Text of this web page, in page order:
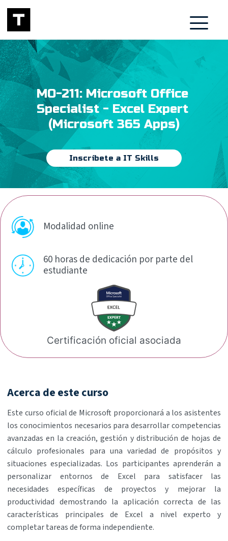
MO-211: Microsoft Office
Specialist - Excel Expert
(Microsoft 365 Apps)
Inscríbete a IT Skills
Modalidad online
60 horas de dedicación por parte del
estudiante
Certificación oficial asociada
Acerca de este curso
Este curso oficial de Microsoft proporcionará a los asistentes
los conocimientos necesarios para desarrollar competencias
avanzadas en la creación, gestión y distribución de hojas de
cálculo profesionales para una variedad de propósitos y
situaciones especializadas. Los participantes aprenderán a
personalizar entornos de Excel para satisfacer las
necesidades específicas de proyectos y mejorar la
productividad demostrando la aplicación correcta de las
características principales de Excel a nivel experto y
completar tareas de forma independiente.